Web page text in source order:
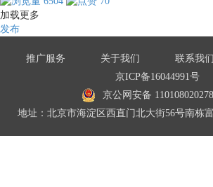
加载更多
发布
推广服务 关于我们 联系我们
京ICP备16044991号
京公网安备
地址：北京市海淀区西直门北大街56号南栋